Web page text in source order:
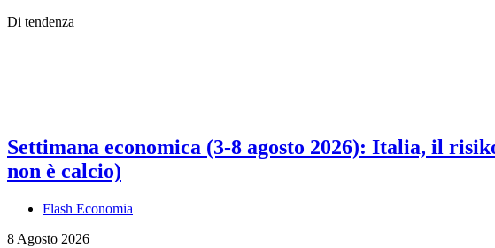
Di tendenza
Settimana economica (3-8 agosto 2026): Italia, il
non è calcio)
Flash Economia
8 Agosto 2026